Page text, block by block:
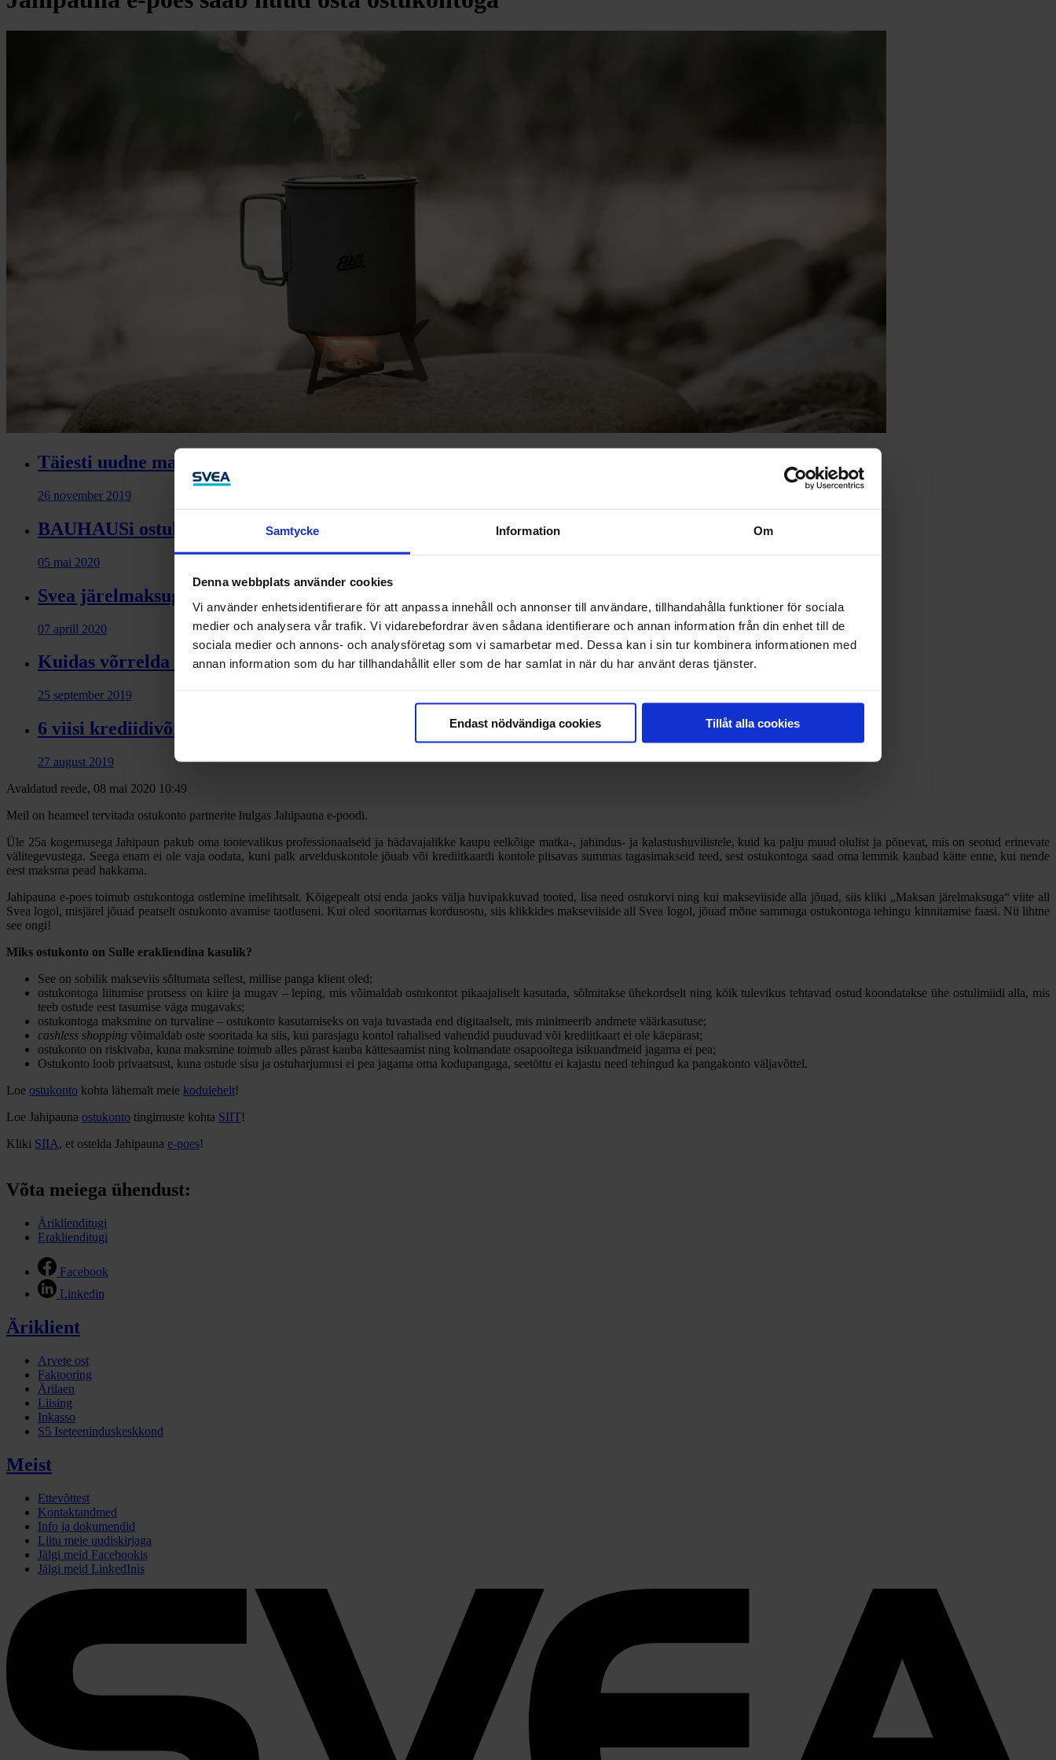
Samtycke Information Om
Denna webbplats använder cookies
Vi använder enhetsidentifierare för att anpassa innehåll och annonser till användare, tillhandahålla funktioner för sociala
medier och analysera vår trafik. Vi vidarebefordrar även sådana identifierare och annan information från din enhet till de
sociala medier och annons- och analysföretag som vi samarbetar med. Dessa kan i sin tur kombinera informationen med
annan information som du har tillhandahållit eller som de har samlat in när du har använt deras tjänster.
Endast nödvändiga cookies Tillåt alla cookies
Täiesti uudne makselahendus e-poes ostlemiseks
26 november 2019
BAUHAUSi ostukontoga naudid suve maksetevabalt
05 mai 2020
Svea järelmaksuga ostad robotniidukid 0% intressiga
07 aprill 2020
Kuidas võrrelda laenupakkumisi?
25 september 2019
6 viisi krediidivõime parandamiseks
27 august 2019
Avaldatud reede, 08 mai 2020 10:49
Meil on heameel tervitada ostukonto partnerite hulgas Jahipauna e-poodi.
Üle 25a kogemusega Jahipaun pakub oma tootevalikus professionaalseid ja hädavajalikke kaupu eelkõige matka-, jahindus- ja kalastushuvilistele, kuid ka palju muud olulist ja põnevat, mis on seotud erinevate
välitegevustega. Seega enam ei ole vaja oodata, kuni palk arvelduskontole jõuab või krediitkaardi kontole piisavas summas tagasimakseid teed, sest ostukontoga saad oma lemmik kaubad kätte enne, kui nende
eest maksma pead hakkama.
Jahipauna e-poes toimub ostukontoga ostlemine imelihtsalt. Kõigepealt otsi enda jaoks välja huvipakkuvad tooted, lisa need ostukorvi ning kui makseviiside alla jõuad, siis kliki „Maksan järelmaksuga“ viite all
Svea logol, misjärel jõuad peatselt ostukonto avamise taotluseni. Kui oled sooritamas kordusostu, siis klikkides makseviiside all Svea logol, jõuad mõne sammuga ostukontoga tehingu kinnitamise faasi. Nii lihtne
see ongi!
Miks ostukonto on Sulle erakliendina kasulik?
See on sobilik makseviis sõltumata sellest, millise panga klient oled;
ostukontoga liitumise protsess on kiire ja mugav – leping, mis võimaldab ostukontot pikaajaliselt kasutada, sõlmitakse ühekordselt ning kõik tulevikus tehtavad ostud koondatakse ühe ostulimiidi alla, mis
teeb ostude eest tasumise väga mugavaks;
ostukontoga maksmine on turvaline – ostukonto kasutamiseks on vaja tuvastada end digitaalselt, mis minimeerib andmete väärkasutuse;
cashless shopping võimaldab oste sooritada ka siis, kui parasjagu kontol rahalised vahendid puuduvad või krediitkaart ei ole käepärast;
ostukonto on riskivaba, kuna maksmine toimub alles pärast kauba kättesaamist ning kolmandate osapooltega isikuandmeid jagama ei pea;
Ostukonto loob privaatsust, kuna ostude sisu ja ostuharjumusi ei pea jagama oma kodupangaga, seetõttu ei kajastu need tehingud ka pangakonto väljavõttel.
Loe ostukonto kohta lähemalt meie kodulehelt!
Loe Jahipauna ostukonto tingimuste kohta SIIT!
Kliki SIIA, et ostelda Jahipauna e-poes!
Võta meiega ühendust:
Äriklienditugi
Eraklienditugi
Facebook
Linkedin
Äriklient
Arvete ost
Faktooring
Ärilaen
Liising
Inkasso
S5 Iseteeninduskeskkond
Meist
Ettevõttest
Kontaktandmed
Info ja dokumendid
Liitu meie uudiskirjaga
Jälgi meid Facebookis
Jälgi meid LinkedInis